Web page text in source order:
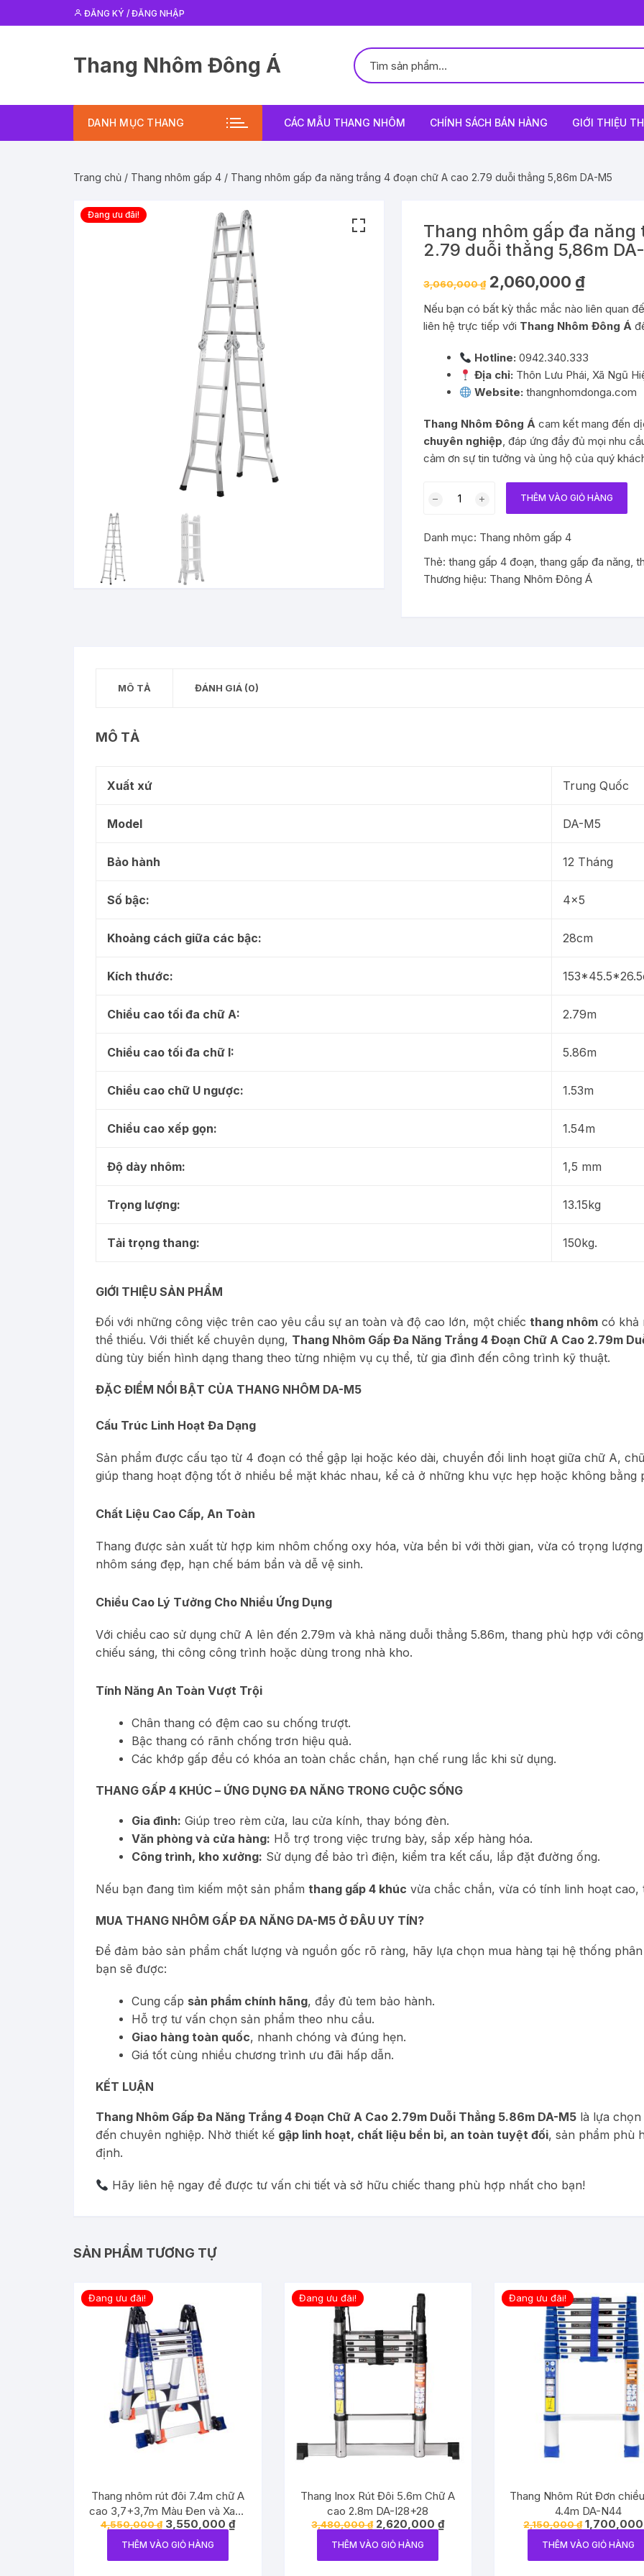
tới
ĐĂNG KÝ / ĐĂNG NHẬP
Thang Nhôm Đông Á
DANH MỤC THANG CÁC MẪU THANG NHÔM CHÍNH SÁCH BÁN HÀNG GIỚI THIỆU
Trang chủ / Thang nhôm gấp 4 / Thang nhôm gấp đa năng trắng 4 đoạn chữ A cao 2.79 duỗi thẳng 5,86m DA-M5
Đang ưu đãi!
Thang nhôm gấp đa
2.79 duỗi thẳng 5,86m
3,060,000₫ Giá
gốc
là:
3,060,000 ₫.
2,060,000 ₫Giá
là:
2,060,000
Nếu bạn có bất kỳ thắc mắc nào liên quan
liên hệ trực tiếp với Thang Nhôm Đông Á
Hotline: 0942.340.333
Địa chỉ: Thôn Lưu Phái, Xã Ngũ
Website: thangnhomdonga.com
Thang Nhôm Đông Á cam kết mang đến
chuyên nghiệp, đáp ứng đầy đủ mọi nhu
cảm ơn sự tin tưởng và ủng hộ của quý
đa
năng
trắng
THÊM VÀO GIỎ HÀNG
Danh mục: Thang nhôm gấp 4
Thẻ: thang gấp 4 đoạn, thang gấp đa năng,
Thương hiệu: Thang Nhôm Đông Á
MÔ TẢ ĐÁNH GIÁ (0)
MÔ TẢ
Xuất xứ Trung Quốc
Model DA-M5
Bảo hành 12 Tháng
Số bậc: 4×5
Khoảng cách giữa các bậc: 28cm
Kích thước:
Chiều cao tối đa chữ A: 2.79m
Chiều cao tối đa chữ I: 5.86m
Chiều cao chữ U ngược: 1.53m
Chiều cao xếp gọn: 1.54m
Độ dày nhôm: 1,5 mm
Trọng lượng: 13.15kg
Tải trọng thang: 150kg.
GIỚI THIỆU SẢN PHẨM
Đối với những công việc trên cao yêu cầu sự an toàn và độ cao lớn, một chiếc thang nhôm có khả
thể thiếu. Với thiết kế chuyên dụng, Thang Nhôm Gấp Đa Năng Trắng 4 Đoạn Chữ A Cao 2.79m
dùng tùy biến hình dạng thang theo từng nhiệm vụ cụ thể, từ gia đình đến công trình kỹ thuật.
ĐẶC ĐIỂM NỔI BẬT CỦA THANG NHÔM DA-M5
Cấu Trúc Linh Hoạt Đa Dạng
Sản phẩm được cấu tạo từ 4 đoạn có thể gập lại hoặc kéo dài, chuyển đổi linh hoạt giữa chữ A,
giúp thang hoạt động tốt ở nhiều bề mặt khác nhau, kể cả ở những khu vực hẹp hoặc không bằng
Chất Liệu Cao Cấp, An Toàn
Thang được sản xuất từ hợp kim nhôm chống oxy hóa, vừa bền bỉ với thời gian, vừa có trọng
nhôm sáng đẹp, hạn chế bám bẩn và dễ vệ sinh.
Chiều Cao Lý Tưởng Cho Nhiều Ứng Dụng
Với chiều cao sử dụng chữ A lên đến 2.79m và khả năng duỗi thẳng 5.86m, thang phù hợp với
chiếu sáng, thi công công trình hoặc dùng trong nhà kho.
Tính Năng An Toàn Vượt Trội
Chân thang có đệm cao su chống trượt.
Bậc thang có rãnh chống trơn hiệu quả.
Các khớp gấp đều có khóa an toàn chắc chắn, hạn chế rung lắc khi sử dụng.
THANG GẤP 4 KHÚC – ỨNG DỤNG ĐA NĂNG TRONG CUỘC SỐNG
Gia đình: Giúp treo rèm cửa, lau cửa kính, thay bóng đèn.
Văn phòng và cửa hàng: Hỗ trợ trong việc trưng bày, sắp xếp hàng hóa.
Công trình, kho xưởng: Sử dụng để bảo trì điện, kiểm tra kết cấu, lắp đặt đường ống.
Nếu bạn đang tìm kiếm một sản phẩm thang gấp 4 khúc vừa chắc chắn, vừa có tính linh hoạt cao,
MUA THANG NHÔM GẤP ĐA NĂNG DA-M5 Ở ĐÂU UY TÍN?
Để đảm bảo sản phẩm chất lượng và nguồn gốc rõ ràng, hãy lựa chọn mua hàng tại hệ thống
bạn sẽ được:
Cung cấp sản phẩm chính hãng, đầy đủ tem bảo hành.
Hỗ trợ tư vấn chọn sản phẩm theo nhu cầu.
Giao hàng toàn quốc, nhanh chóng và đúng hẹn.
Giá tốt cùng nhiều chương trình ưu đãi hấp dẫn.
KẾT LUẬN
Thang Nhôm Gấp Đa Năng Trắng 4 Đoạn Chữ A Cao 2.79m Duỗi Thẳng 5.86m DA-M5 là lựa
đến chuyên nghiệp. Nhờ thiết kế gập linh hoạt, chất liệu bền bỉ, an toàn tuyệt đối, sản phẩm phù
định.
Hãy liên hệ ngay để được tư vấn chi tiết và sở hữu chiếc thang phù hợp nhất cho bạn!
SẢN PHẨM TƯƠNG TỰ
Đang ưu đãi!
Thang nhôm rút đôi 7.4m chữ A
cao 3,7+3,7m Màu Đen và Xanh
có bánh xe
4,550,000₫ Giá
gốc
là:
3,550,000 ₫Giá
hiện
THÊM VÀO GIỎ HÀNG
Đang ưu đãi!
Thang Inox Rút Đôi 5.6m Chữ A
cao 2.8m DA-I28+28
3,480,000₫ Giá
gốc
là:
2,620,000₫Giá
hiện
THÊM VÀO GIỎ HÀNG
Đang ưu đãi!
Thang Nhôm Rút Đơn
4.4m DA-N44
2,150,000₫ Giá
gốc
là:
THÊM VÀO GIỎ HÀNG